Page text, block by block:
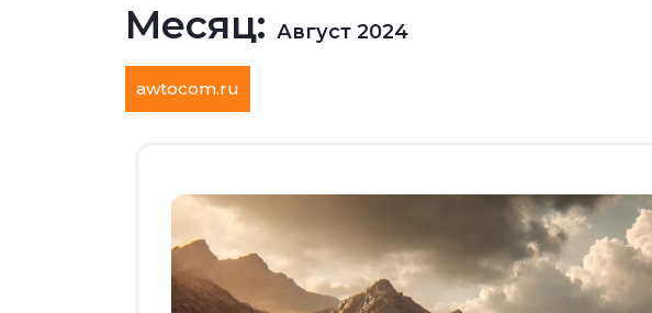
Месяц: Август 2024
awtocom.ru